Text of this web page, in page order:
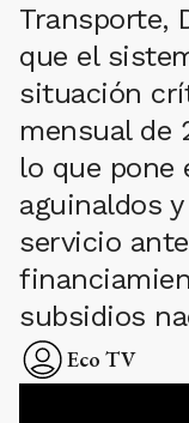
Transporte,
que el
situación
mensual de
lo que pone
aguinaldos
servicio
subsidios
Eco TV